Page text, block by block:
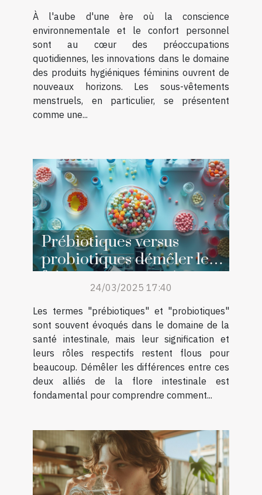
À l'aube d'une ère où la conscience
environnementale et le confort personnel
sont au cœur des préoccupations
quotidiennes, les innovations dans le domaine
des produits hygiéniques féminins ouvrent de
nouveaux horizons. Les sous-vêtements
menstruels, en particulier, se présentent
comme une...
Prébiotiques versus
probiotiques démêler les
faits pour une santé
intestinale optimale
24/03/2025 17:40
Les termes "prébiotiques" et "probiotiques"
sont souvent évoqués dans le domaine de la
santé intestinale, mais leur signification et
leurs rôles respectifs restent flous pour
beaucoup. Démêler les différences entre ces
deux alliés de la flore intestinale est
fondamental pour comprendre comment...